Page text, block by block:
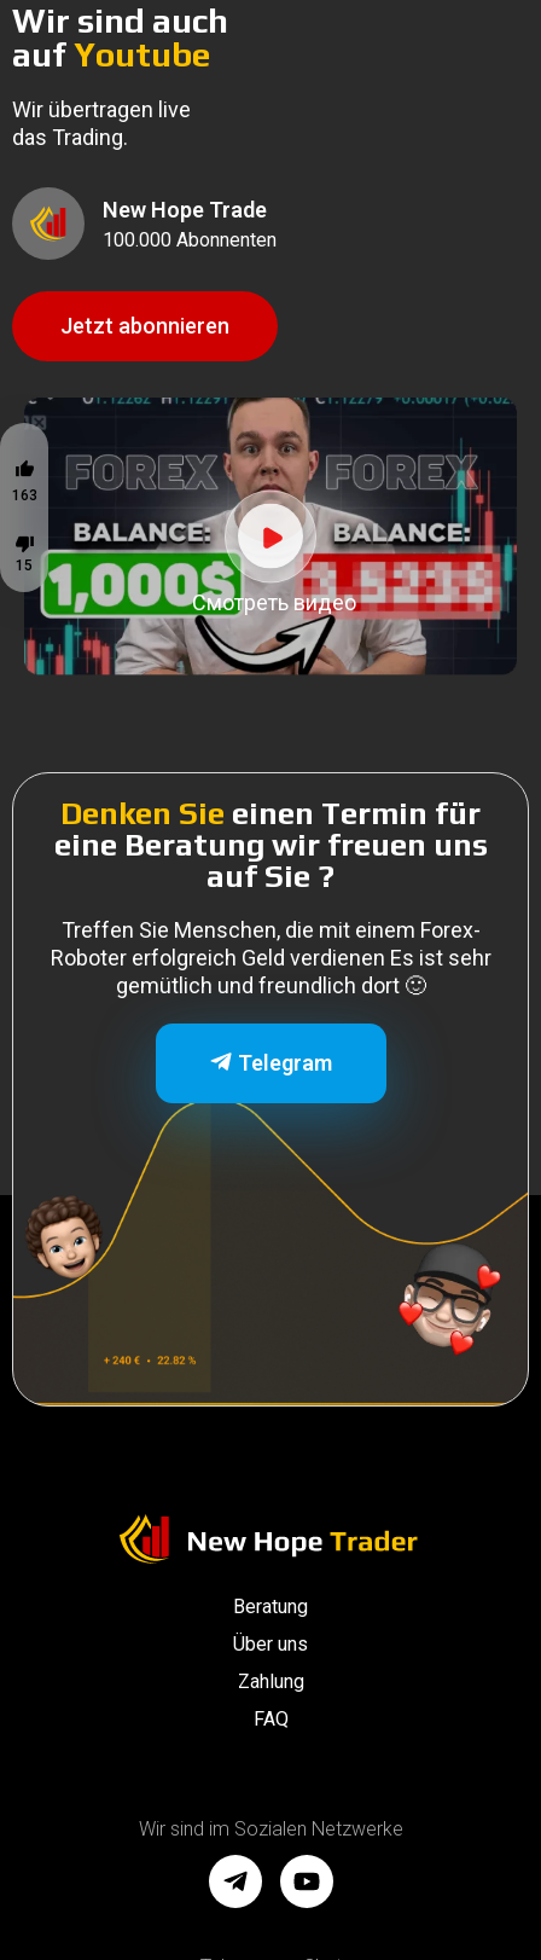
Wir sind auch
aufYoutube
Wir übertragen live
das Trading.
New Hope Trade
100.000 Abonnenten
Jetzt abonnieren
163
15
Denken Sie einen Termin für
eine Beratung wir freuen uns
auf Sie ?
Treffen Sie Menschen, die mit einem Forex-
Roboter erfolgreich Geld verdienen Es ist sehr
gemütlich und freundlich dort 🙂
Telegram
Beratung
Über uns
Zahlung
FAQ
Wir sind im Sozialen Netzwerke